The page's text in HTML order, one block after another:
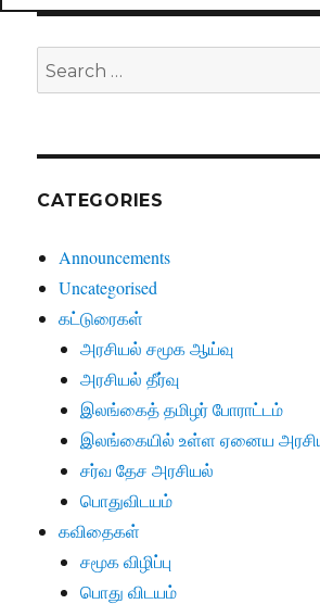
Search
for:
CATEGORIES
Announcements
Uncategorised
கட்டுரைகள்
அரசியல் சமூக ஆய்வு
அரசியல் தீர்வு
இலங்கைத் தமிழர் போராட்டம்
இலங்கையில் உள்ள ஏனைய
சர்வ தேச அரசியல்
பொதுவிடயம்
கவிதைகள்
சமூக விழிப்பு
பொது விடயம்